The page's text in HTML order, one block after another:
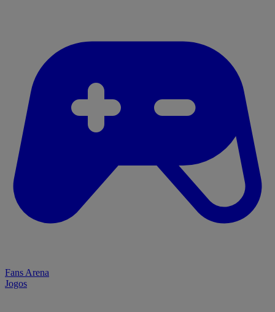
Fans Arena
Jogos